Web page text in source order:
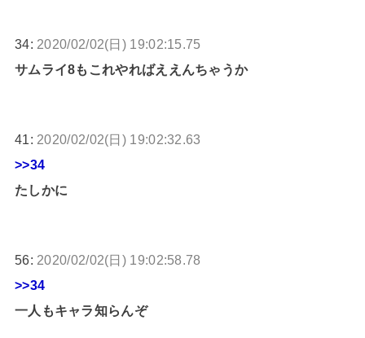
34: 2020/02/02(日) 19:02:15.75
サムライ8もこれやればええんちゃうか
41: 2020/02/02(日) 19:02:32.63
>>34
たしかに
56: 2020/02/02(日) 19:02:58.78
>>34
一人もキャラ知らんぞ